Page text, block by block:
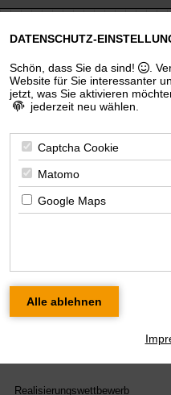
freier architekt
(uni), architektenkammer
wettbewerbe
« zurück
NEUBAU
blatt 2
Realisierungswettbewerb
DATENSCHUTZ-
Schön, dass Sie da sind!
.
Website für Sie interessanter
jetzt, was Sie aktivieren
jederzeit neu wählen.
Captcha Cookie
Matomo
Google Maps